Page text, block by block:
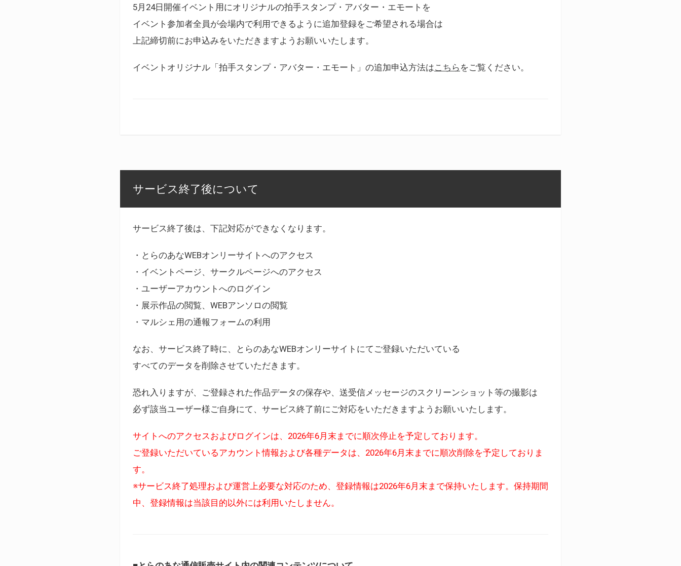
5月24日開催イベント用にオリジナルの拍手スタンプ・アバター・エモートを
イベント参加者全員が会場内で利用できるように追加登録をご希望される場合は
上記締切前にお申込みをいただきますようお願いいたします。
イベントオリジナル「拍手スタンプ・アバター・エモート」の追加申込方法はこちら をご覧ください。
サービス終了後について
サービス終了後は、下記対応ができなくなります。
・とらのあなWEBオンリーサイトへのアクセス
・イベントページ、サークルページへのアクセス
・ユーザーアカウントへのログイン
・展示作品の閲覧、WEBアンソロの閲覧
・マルシェ用の通報フォームの利用
なお、サービス終了時に、とらのあなWEBオンリーサイトにてご登録いただいている
すべてのデータを削除させていただきます。
恐れ入りますが、ご登録された作品データの保存や、送受信メッセージのスクリーンショット等の撮影は
必ず該当ユーザー様ご自身にて、サービス終了前にご対応をいただきますようお願いいたします。
サイトへのアクセスおよびログインは、2026年6月末までに順次停止を予定しております。
ご登録いただいているアカウント情報および各種データは、2026年6月末までに順次削除を予定しておりま
す。
※サービス終了処理および運営上必要な対応のため、登録情報は2026年6月末まで保持いたします。保持期間
中、登録情報は当該目的以外には利用いたしません。